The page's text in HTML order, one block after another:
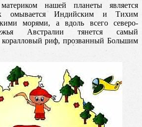
нашей планеты является
омывается Индийским и Тихим
морями, а вдоль всего северо-
Австралии тянется самый
риф, прозванный Большим